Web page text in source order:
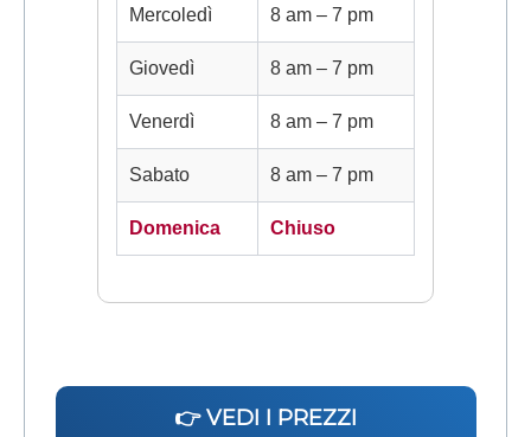
Mercoledì 8 am – 7 pm
Giovedì 8 am – 7 pm
Venerdì 8 am – 7 pm
Sabato 8 am – 7 pm
Domenica Chiuso
👉 VEDI I PREZZI